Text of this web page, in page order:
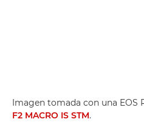
Imagen tomada con una EOS
F2 MACRO IS STM.